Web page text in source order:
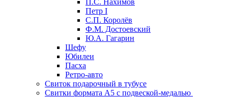
П.С. Нахимов
Петр I
С.П. Королёв
Ф.М. Достоевский
Ю.А. Гагарин
Шефу
Юбилеи
Пасха
Ретро-авто
Свиток подарочный в тубусе
Свитки формата А5 с подвеской-медалью